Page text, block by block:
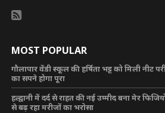
MOST POPULAR
गौलापार वेंडी स्कूल की हर्षिता भट्ट को मिली नीट
का सपने होगा पूरा
हल्द्वानी में दर्द से राहत की नई उम्मीद बना मेर
से बढ़ रहा मरीजों का भरोसा